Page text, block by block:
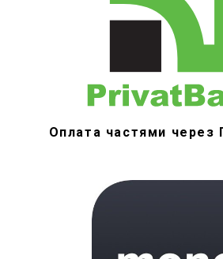
Оплата частями через